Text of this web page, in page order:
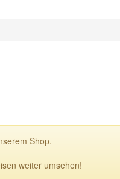
Shop.
weiter umsehen!